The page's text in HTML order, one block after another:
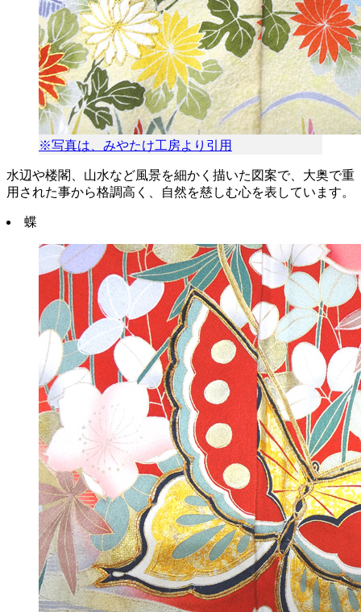
※写真は、みやたけ工房より引用
水辺や楼閣、山水など風景を細かく描いた図案で、大奥で重
用された事から格調高く、自然を慈しむ心を表しています。
蝶